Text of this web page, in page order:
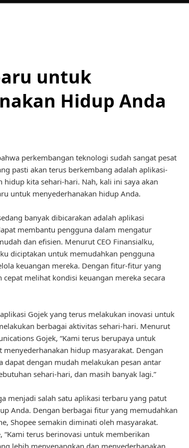
untuk
Hidup Anda
perkembangan teknologi sudah sangat pesat
pasti akan terus berkembang adalah aplikasi-
kita sehari-hari. Nah, kali ini saya akan
untuk menyederhanakan hidup Anda.
banyak dibicarakan adalah aplikasi
membantu pengguna dalam mengatur
dan efisien. Menurut CEO Finansialku,
diciptakan untuk memudahkan pengguna
keuangan mereka. Dengan fitur-fitur yang
melihat kondisi keuangan mereka secara
Gojek yang terus melakukan inovasi untuk
berbagai aktivitas sehari-hari. Menurut
Gojek, “Kami terus berupaya untuk
hidup masyarakat. Dengan
dengan mudah melakukan pesan antar
sehari-hari, dan masih banyak lagi.”
menjadi salah satu aplikasi terbaru yang patut
Anda. Dengan berbagai fitur yang memudahkan
Shopee semakin diminati oleh masyarakat.
“Kami terus berinovasi untuk memberikan